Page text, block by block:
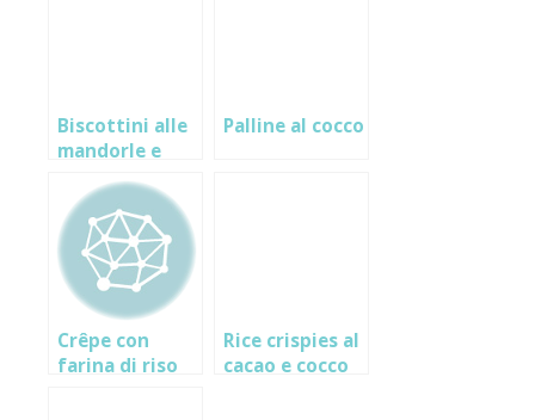
Biscottini alle
mandorle e
Palline al cocco
Crêpe con
farina di riso
Rice crispies al
cacao e cocco